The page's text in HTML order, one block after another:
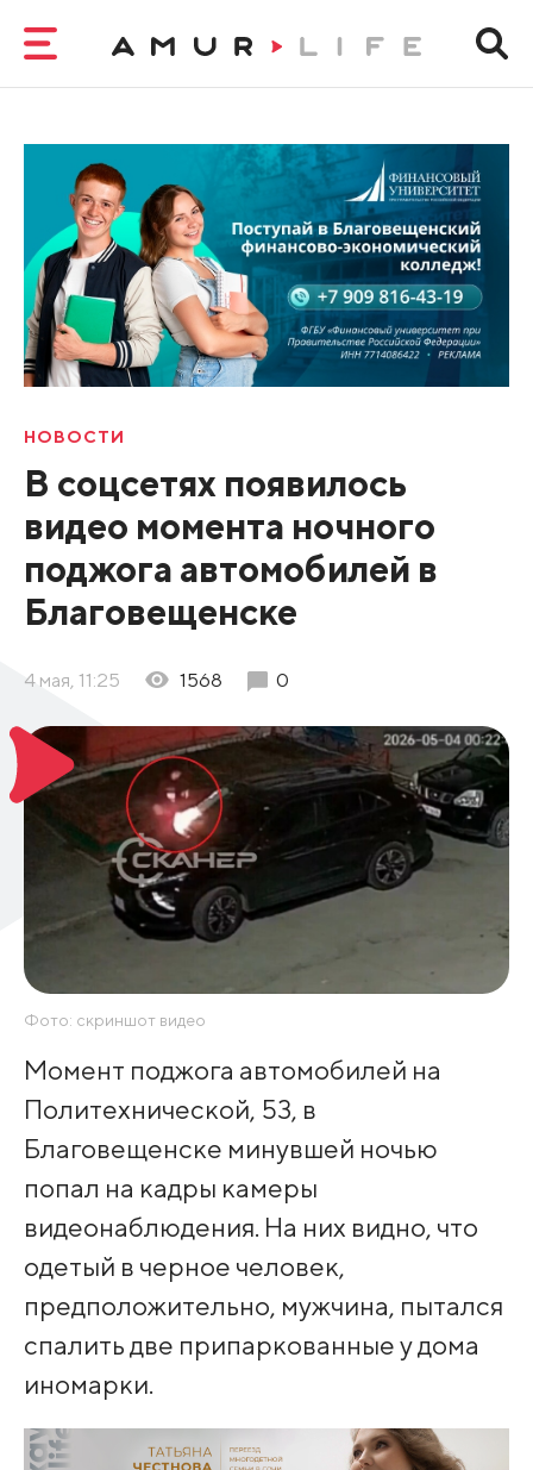
НОВОСТИ
В соцсетях появилось
видео момента ночного
поджога автомобилей в
Благовещенске
4 мая, 11:25 1568 0
Фото: скриншот видео
Момент поджога автомобилей на
Политехнической, 53, в
Благовещенске минувшей ночью
попал на кадры камеры
видеонаблюдения. На них видно, что
одетый в черное человек,
предположительно, мужчина, пытался
спалить две припаркованные у дома
иномарки.